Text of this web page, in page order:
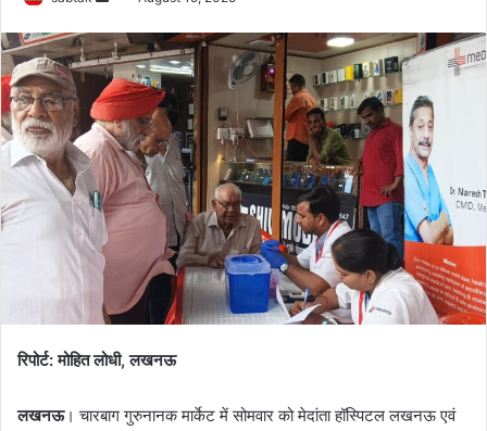
email
रिपोर्ट: मोहित लोधी, लखनऊ
लखनऊ। चारबाग गुरुनानक मार्केट में सोमवार को मेदांता हॉस्पिटल लखनऊ एवं